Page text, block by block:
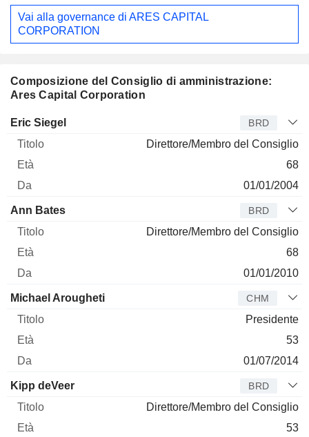
Vai alla governance di ARES CAPITAL
CORPORATION
Composizione del Consiglio di amministrazione:
Ares Capital Corporation
Amministratore
Eric Siegel BRD
Direttore/Membro del Consiglio
68
01/01/2004
Ann Bates BRD
Direttore/Membro del Consiglio
68
01/01/2010
Michael Arougheti CHM
Presidente
53
01/07/2014
Kipp deVeer BRD
Direttore/Membro del Consiglio
53